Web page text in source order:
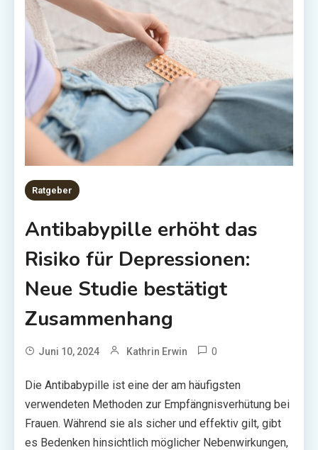
Ratgeber
Antibabypille erhöht das
Risiko für Depressionen:
Neue Studie bestätigt
Zusammenhang
Juni 10, 2024 Kathrin Erwin 0
Die Antibabypille ist eine der am häufigsten
verwendeten Methoden zur Empfängnisverhütung bei
Frauen. Während sie als sicher und effektiv gilt, gibt
es Bedenken hinsichtlich möglicher Nebenwirkungen,